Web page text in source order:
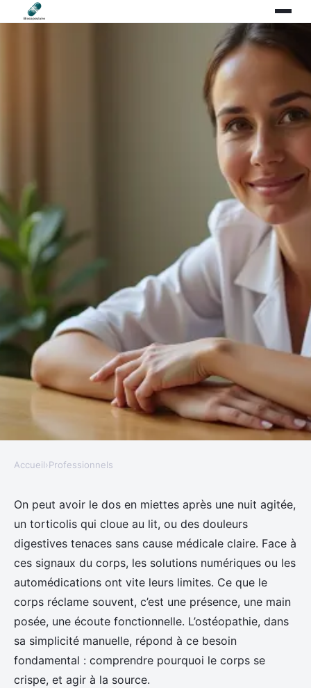
Ostéopathe à Seyssins : trouvez
un professionnel pour soulager
vos douleurs
Silvère•27/04/2026 12:51•8 min de lecture
Accueil›Professionnels
On peut avoir le dos en miettes après une nuit agitée,
un torticolis qui cloue au lit, ou des douleurs
digestives tenaces sans cause médicale claire. Face à
ces signaux du corps, les solutions numériques ou les
automédications ont vite leurs limites. Ce que le
corps réclame souvent, c’est une présence, une main
posée, une écoute fonctionnelle. L’ostéopathie, dans
sa simplicité manuelle, répond à ce besoin
fondamental : comprendre pourquoi le corps se
crispe, et agir à la source.